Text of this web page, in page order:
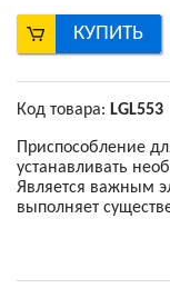
КУПИТЬ
Код товара: LGL553
Приспособление
устанавливать
Является важным
выполняет